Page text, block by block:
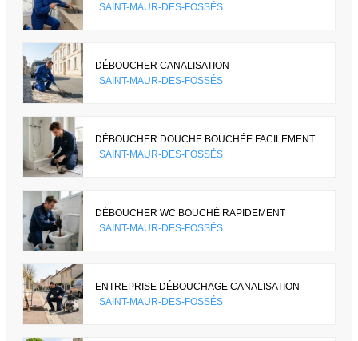
SAINT-MAUR-DES-FOSSÉS
DÉBOUCHER CANALISATION
SAINT-MAUR-DES-FOSSÉS
DÉBOUCHER DOUCHE BOUCHÉE FACILEMENT
SAINT-MAUR-DES-FOSSÉS
DÉBOUCHER WC BOUCHÉ RAPIDEMENT
SAINT-MAUR-DES-FOSSÉS
ENTREPRISE DÉBOUCHAGE CANALISATION
SAINT-MAUR-DES-FOSSÉS